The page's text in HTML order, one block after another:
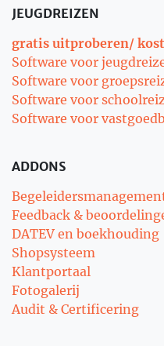
JEUGDREIZEN
gratis uitproberen/
Software voor
Software voor
Software voor
Software voor
ADDONS
Feedback &
DATEV en boekhouding
Shopsysteem
Klantportaal
Fotogalerij
Audit & Certificering